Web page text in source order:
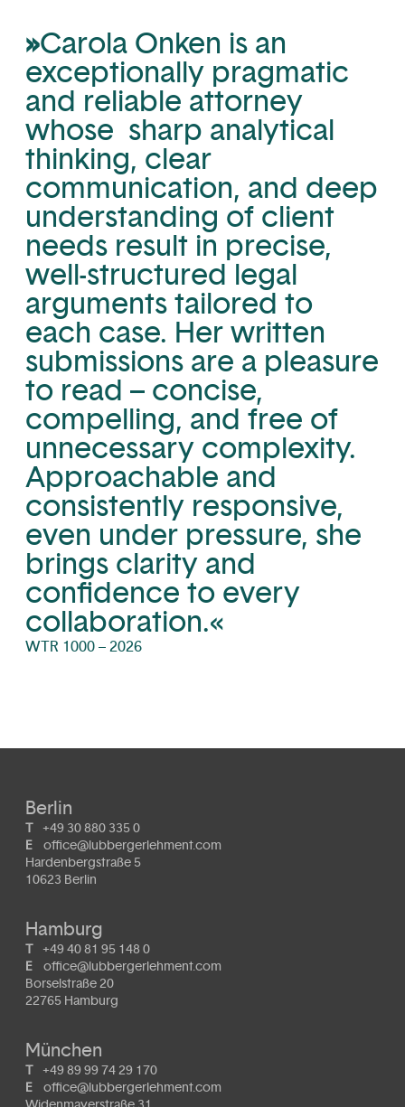
»Carola Onken is an
exceptionally pragmatic
and reliable attorney
whose sharp analytical
thinking, clear
communication, and deep
understanding of client
needs result in precise,
well-structured legal
arguments tailored to
each case. Her written
submissions are a pleasure
to read – concise,
compelling, and free of
unnecessary complexity.
Approachable and
consistently responsive,
even under pressure, she
brings clarity and
confidence to every
collaboration.«
WTR 1000 – 2026
Berlin
T +49 30 880 335 0
E
office@lubbergerlehment.com
Hardenbergstraße 5
10623 Berlin
Hamburg
T +49 40 81 95 148 0
E
office@lubbergerlehment.com
Borselstraße 20
22765 Hamburg
München
T +49 89 99 74 29 170
E
office@lubbergerlehment.com